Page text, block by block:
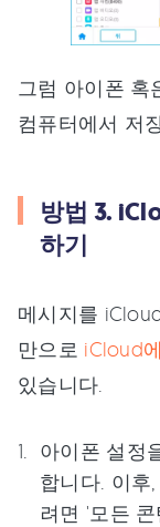
그럼 아이폰 혹
컴퓨터에서 저
방법 3.
하기
메시지를
만으로 iCloud
있습니다.
아이폰 설정
합니다. 이후
려면 '모든